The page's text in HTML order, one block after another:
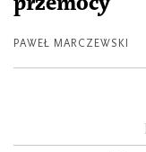
PAWEŁ MARCZEWSKI